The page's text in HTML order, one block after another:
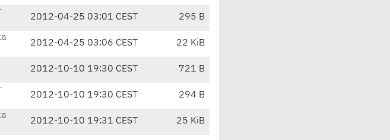
2012-04-25 03:01 CEST 295 B
2012-04-25 03:06 CEST 22 KiB
2012-10-10 19:30 CEST 721 B
2012-10-10 19:30 CEST 294 B
2012-10-10 19:31 CEST 25 KiB